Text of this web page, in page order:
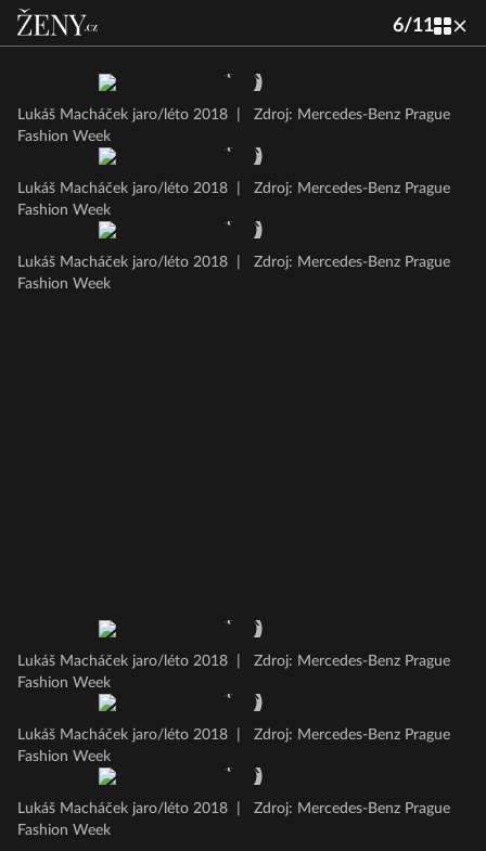
6/11
Lukáš Macháček jaro/léto 2018
Zdroj: Mercedes-Benz Prague
Fashion Week
Lukáš Macháček jaro/léto 2018
Zdroj: Mercedes-Benz Prague
Fashion Week
Lukáš Macháček jaro/léto 2018
Zdroj: Mercedes-Benz Prague
Fashion Week
Lukáš Macháček jaro/léto 2018
Zdroj: Mercedes-Benz Prague
Fashion Week
Lukáš Macháček jaro/léto 2018
Zdroj: Mercedes-Benz Prague
Fashion Week
Lukáš Macháček jaro/léto 2018
Zdroj: Mercedes-Benz Prague
Fashion Week